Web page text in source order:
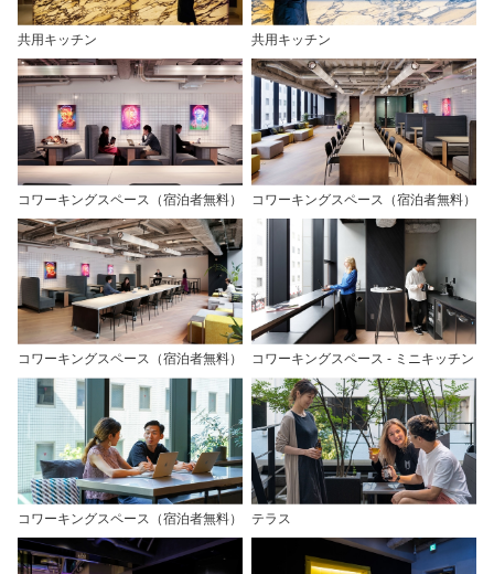
共用キッチン 共用キッチン
コワーキングスペース（宿泊者無料） コワーキングスペース（宿泊者無料）
コワーキングスペース（宿泊者無料） コワーキングスペース - ミニキッチン
コワーキングスペース（宿泊者無料） テラス